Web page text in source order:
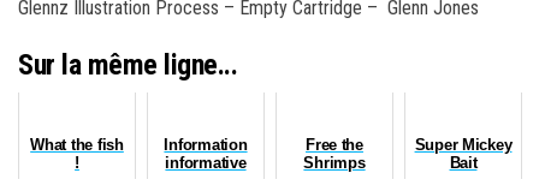
Glennz Illustration Process – Empty Cartridge – Glenn Jones
Sur la même ligne...
What the fish
!
Information
informative
Free the
Shrimps
Super Mickey
Bait